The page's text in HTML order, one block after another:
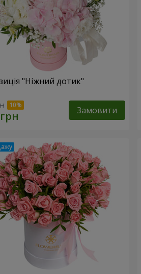
"Ніжний дотик"
Замовити